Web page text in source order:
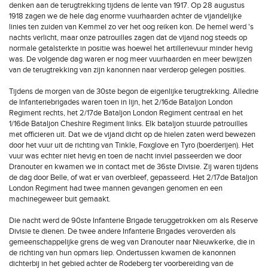
denken aan de terugtrekking tijdens de lente van 1917. Op 28 augustus
1918 zagen we de hele dag enorme vuurhaarden achter de vijandelijke
linies ten zuiden van Kemmel zo ver het oog reiken kon. De hemel werd 's
nachts verlicht, maar onze patrouilles zagen dat de vijand nog steeds op
normale getalsterkte in positie was hoewel het artillerievuur minder hevig
was. De volgende dag waren er nog meer vuurhaarden en meer bewijzen
van de terugtrekking van zijn kanonnen naar verderop gelegen posities.
Tijdens de morgen van de 30ste begon de eigenlijke terugtrekking. Alledrie
de Infanteriebrigades waren toen in lijn, het 2/16de Bataljon London
Regiment rechts, het 2/17de Bataljon London Regiment centraal en het
1/16de Bataljon Cheshire Regiment links. Elk bataljon stuurde patrouilles
met officieren uit. Dat we de vijand dicht op de hielen zaten werd bewezen
door het vuur uit de richting van Tinkle, Foxglove en Tyro (boerderijen). Het
vuur was echter niet hevig en toen de nacht inviel passeerden we door
Dranouter en kwamen we in contact met de 36ste Divisie. Zij waren tijdens
de dag door Belle, of wat er van overbleef, gepasseerd. Het 2/17de Bataljon
London Regiment had twee mannen gevangen genomen en een
machinegeweer buit gemaakt.
Die nacht werd de 90ste Infanterie Brigade teruggetrokken om als Reserve
Divisie te dienen. De twee andere Infanterie Brigades veroverden als
gemeenschappelijke grens de weg van Dranouter naar Nieuwkerke, die in
de richting van hun opmars liep. Ondertussen kwamen de kanonnen
dichterbij in het gebied achter de Rodeberg ter voorbereiding van de